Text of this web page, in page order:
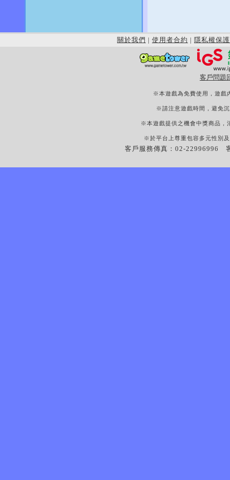
關於我們 | 使用者合約 | 隱私權保護
客戶問題
※本遊戲為免費使用，遊戲
※請注意遊戲時間，避免
※本遊戲提供之機會中獎商品，
※於平台上尊重包容多元性別
客戶服務傳真：02-22996996